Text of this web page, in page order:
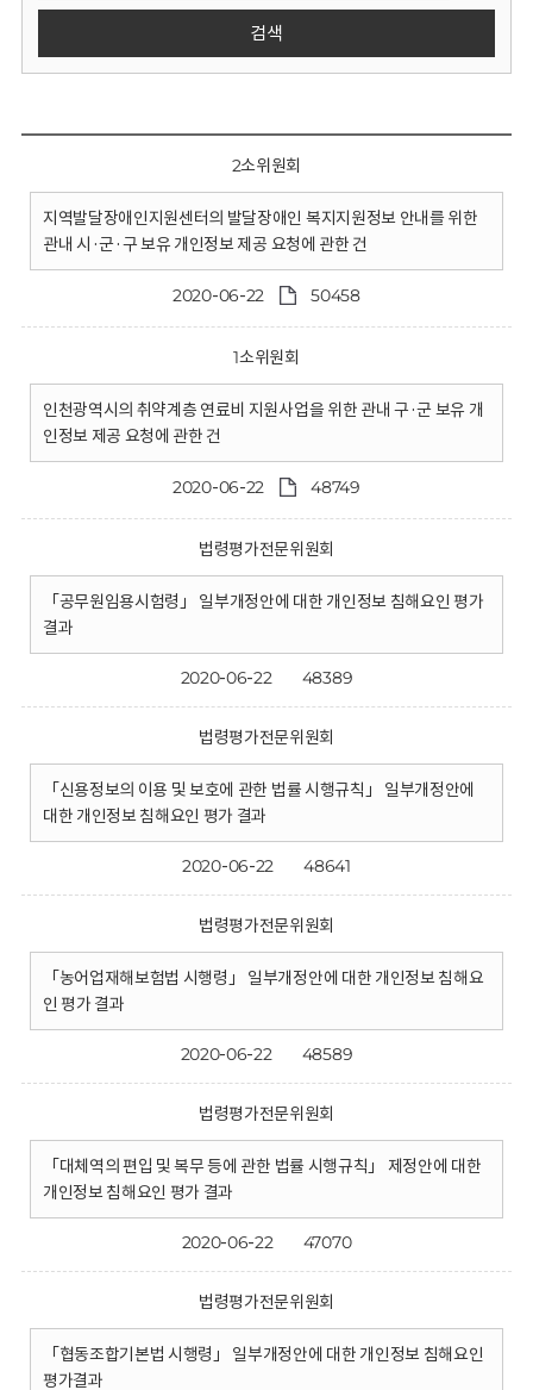
검색
2소위원회
지역발달장애인지원센터의 발달장애인 복지지원정보 안내를 위한
관내 시·군·구 보유 개인정보 제공 요청에 관한 건
2020-06-22 50458
1소위원회
인천광역시의 취약계층 연료비 지원사업을 위한 관내 구·군 보유 개
인정보 제공 요청에 관한 건
2020-06-22 48749
법령평가전문위원회
「공무원임용시험령」 일부개정안에 대한 개인정보 침해요인 평가
결과
2020-06-22 48389
법령평가전문위원회
「신용정보의 이용 및 보호에 관한 법률 시행규칙」 일부개정안에
대한 개인정보 침해요인 평가 결과
2020-06-22 48641
법령평가전문위원회
「농어업재해보험법 시행령」 일부개정안에 대한 개인정보 침해요
인 평가 결과
2020-06-22 48589
법령평가전문위원회
「대체역의 편입 및 복무 등에 관한 법률 시행규칙」 제정안에 대한
개인정보 침해요인 평가 결과
2020-06-22 47070
법령평가전문위원회
「협동조합기본법 시행령」 일부개정안에 대한 개인정보 침해요인
평가결과